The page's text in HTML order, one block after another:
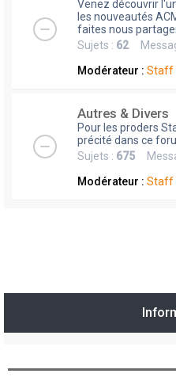
Venez découvrir
les nouveautés
faites nous
Sujets : 62
Modérateur : Staff
Autres & Divers
Pour les proders
précité dans ce
Sujets : 675
Modérateur : Staff